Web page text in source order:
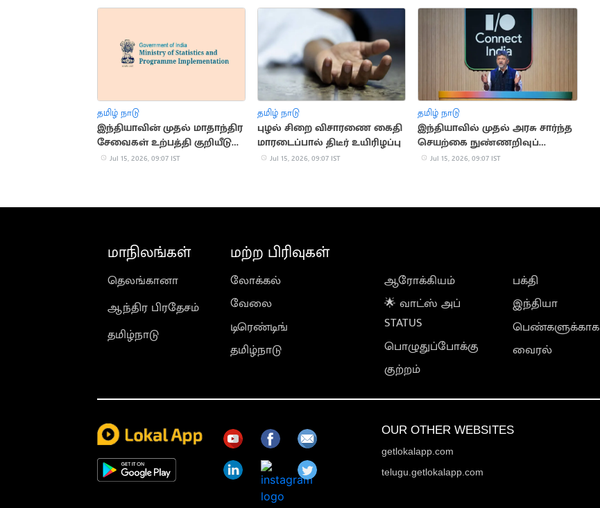
தமிழ் நாடு
இந்தியாவின் முதல் மாதாந்திர
சேவைகள் உற்பத்தி குறியீடு
அறிமுகம்
Jul 15, 2026, 09:07 IST
தமிழ் நாடு
புழல் சிறை விசாரணை கைதி
மாரடைப்பால் திடீர் உயிரிழப்பு
Jul 15, 2026, 09:07 IST
தமிழ் நாடு
இந்தியாவில் முதல் அரசு சார்ந்த
செயற்கை நுண்ணறிவுப்
பல்கலைக்கழகம் அறிவிப்பு
Jul 15, 2026, 09:07 IST
மாநிலங்கள்
தெலங்கானா
ஆந்திர பிரதேசம்
தமிழ்நாடு
மற்ற பிரிவுகள்
லோக்கல்
வேலை
டிரெண்டிங்
தமிழ்நாடு
ஆரோக்கியம்
🌟 வாட்ஸ் அப்
STATUS
பொழுதுப்போக்கு
குற்றம்
பக்தி
இந்தியா
பெண்களுக்காக
வைரல்
OUR OTHER WEBSITES
getlokalapp.com
telugu.getlokalapp.com